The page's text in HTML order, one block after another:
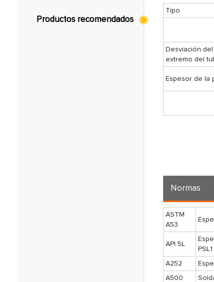
Productos recomendados
Tipo
Desviación
extremo del
Espesor de la
Normas
ASTM
A53
API 5L
A252
A500